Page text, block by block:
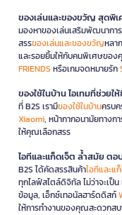
ของเล่นและของขวัญ สุดพิ
มองหาของเล่นเสริมพัฒนากา
สรรของเล่นและของขวัญหลา
และรอยยิ้มให้กับคนพิเศษของ
FRIENDS หรือเกมจดหมายรัก
ของใช้ในบ้าน ไอเทมที่ช่วย
ที่ B2S เรามีของใช้ในบ้านครบค
Xiaomi, หน้ากากอนามัยทางก
ให้คุณเลือกสรร
ไอทีและแก็ดเจ็ต ล้ำสมัย ต
B2S ได้คัดสรรสินค้าไอทีและแ
ทุกไลฟ์สไตล์ดิจิทัล ไม่ว่าจะเป็น
ข้อมูล, เอ็กซ์เทอนัลฮาร์ดดิสก์
ให้การทำงานของคุณสะดวกส